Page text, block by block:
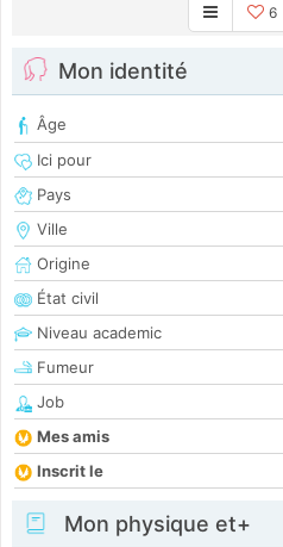
6
Mon identité
Âge
Ici pour
Pays
Ville
Origine
État civil
Niveau academic
Fumeur
Job
Mes amis
Inscrit le
Mon physique et+